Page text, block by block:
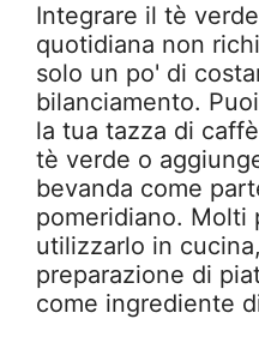
Integrare il tè
quotidiana non
solo un po' di
bilanciamento.
la tua tazza di
tè verde o
bevanda come
pomeridiano. Molti
utilizzarlo in
preparazione di
come ingrediente